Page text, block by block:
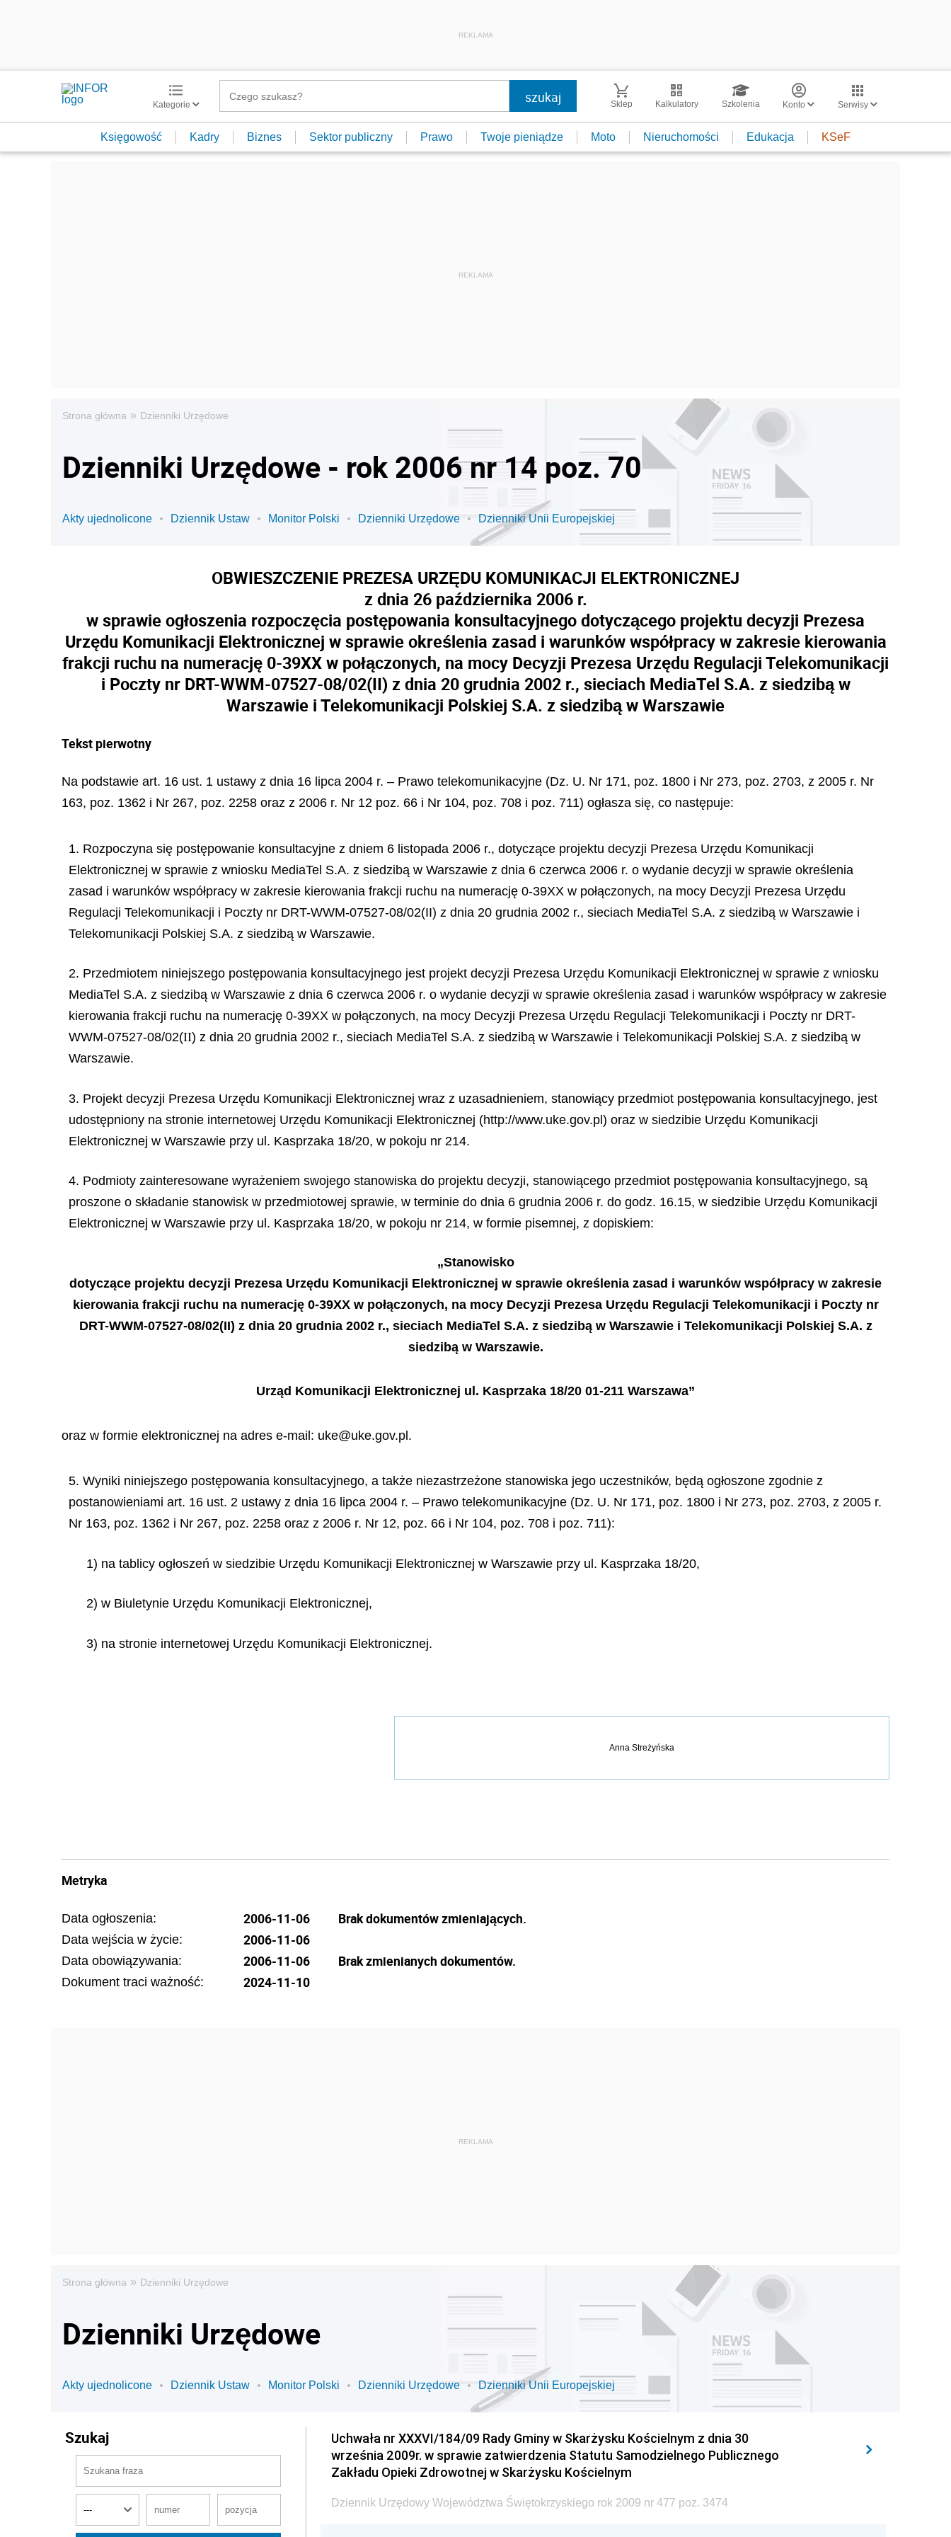
REKLAMA
Kategorie Sklep Kalkulatory Szkolenia Konto Serwisy
Księgowość Kadry Biznes Sektor publiczny Prawo Twoje pieniądze Moto Nieruchomości Edukacja KSeF
Strona główna » Dzienniki Urzędowe
Dzienniki Urzędowe - rok 2006 nr 14 poz. 70
Akty ujednolicone Dziennik Ustaw Monitor Polski Dzienniki Urzędowe Dzienniki Unii Europejskiej
OBWIESZCZENIE PREZESA URZĘDU KOMUNIKACJI ELEKTRONICZNEJ
z dnia 26 października 2006 r.
w sprawie ogłoszenia rozpoczęcia postępowania konsultacyjnego dotyczącego projektu decyzji Prezesa
Urzędu Komunikacji Elektronicznej w sprawie określenia zasad i warunków współpracy w zakresie kierowania
frakcji ruchu na numerację 0-39XX w połączonych, na mocy Decyzji Prezesa Urzędu Regulacji Telekomunikacji
i Poczty nr DRT-WWM-07527-08/02(II) z dnia 20 grudnia 2002 r., sieciach MediaTel S.A. z siedzibą w
Warszawie i Telekomunikacji Polskiej S.A. z siedzibą w Warszawie
Tekst pierwotny
Na podstawie art. 16 ust. 1 ustawy z dnia 16 lipca 2004 r. – Prawo telekomunikacyjne (Dz. U. Nr 171, poz. 1800 i Nr 273, poz. 2703, z 2005 r. Nr
163, poz. 1362 i Nr 267, poz. 2258 oraz z 2006 r. Nr 12 poz. 66 i Nr 104, poz. 708 i poz. 711) ogłasza się, co następuje:
1. Rozpoczyna się postępowanie konsultacyjne z dniem 6 listopada 2006 r., dotyczące projektu decyzji Prezesa Urzędu Komunikacji
Elektronicznej w sprawie z wniosku MediaTel S.A. z siedzibą w Warszawie z dnia 6 czerwca 2006 r. o wydanie decyzji w sprawie określenia
zasad i warunków współpracy w zakresie kierowania frakcji ruchu na numerację 0-39XX w połączonych, na mocy Decyzji Prezesa Urzędu
Regulacji Telekomunikacji i Poczty nr DRT-WWM-07527-08/02(II) z dnia 20 grudnia 2002 r., sieciach MediaTel S.A. z siedzibą w Warszawie i
Telekomunikacji Polskiej S.A. z siedzibą w Warszawie.
2. Przedmiotem niniejszego postępowania konsultacyjnego jest projekt decyzji Prezesa Urzędu Komunikacji Elektronicznej w sprawie z wniosku
MediaTel S.A. z siedzibą w Warszawie z dnia 6 czerwca 2006 r. o wydanie decyzji w sprawie określenia zasad i warunków współpracy w zakresie
kierowania frakcji ruchu na numerację 0-39XX w połączonych, na mocy Decyzji Prezesa Urzędu Regulacji Telekomunikacji i Poczty nr DRT-
WWM-07527-08/02(II) z dnia 20 grudnia 2002 r., sieciach MediaTel S.A. z siedzibą w Warszawie i Telekomunikacji Polskiej S.A. z siedzibą w
Warszawie.
3. Projekt decyzji Prezesa Urzędu Komunikacji Elektronicznej wraz z uzasadnieniem, stanowiący przedmiot postępowania konsultacyjnego, jest
udostępniony na stronie internetowej Urzędu Komunikacji Elektronicznej (http://www.uke.gov.pl) oraz w siedzibie Urzędu Komunikacji
Elektronicznej w Warszawie przy ul. Kasprzaka 18/20, w pokoju nr 214.
4. Podmioty zainteresowane wyrażeniem swojego stanowiska do projektu decyzji, stanowiącego przedmiot postępowania konsultacyjnego, są
proszone o składanie stanowisk w przedmiotowej sprawie, w terminie do dnia 6 grudnia 2006 r. do godz. 16.15, w siedzibie Urzędu Komunikacji
Elektronicznej w Warszawie przy ul. Kasprzaka 18/20, w pokoju nr 214, w formie pisemnej, z dopiskiem:
„Stanowisko
dotyczące projektu decyzji Prezesa Urzędu Komunikacji Elektronicznej w sprawie określenia zasad i warunków współpracy w zakresie
kierowania frakcji ruchu na numerację 0-39XX w połączonych, na mocy Decyzji Prezesa Urzędu Regulacji Telekomunikacji i Poczty nr
DRT-WWM-07527-08/02(II) z dnia 20 grudnia 2002 r., sieciach MediaTel S.A. z siedzibą w Warszawie i Telekomunikacji Polskiej S.A. z
siedzibą w Warszawie.
Urząd Komunikacji Elektronicznej ul. Kasprzaka 18/20 01-211 Warszawa”
oraz w formie elektronicznej na adres e-mail: uke@uke.gov.pl.
5. Wyniki niniejszego postępowania konsultacyjnego, a także niezastrzeżone stanowiska jego uczestników, będą ogłoszone zgodnie z
postanowieniami art. 16 ust. 2 ustawy z dnia 16 lipca 2004 r. – Prawo telekomunikacyjne (Dz. U. Nr 171, poz. 1800 i Nr 273, poz. 2703, z 2005 r.
Nr 163, poz. 1362 i Nr 267, poz. 2258 oraz z 2006 r. Nr 12, poz. 66 i Nr 104, poz. 708 i poz. 711):
1) na tablicy ogłoszeń w siedzibie Urzędu Komunikacji Elektronicznej w Warszawie przy ul. Kasprzaka 18/20,
2) w Biuletynie Urzędu Komunikacji Elektronicznej,
3) na stronie internetowej Urzędu Komunikacji Elektronicznej.
Anna Streżyńska
Metryka
Data ogłoszenia: 2006-11-06
Data wejścia w życie: 2006-11-06
Data obowiązywania: 2006-11-06
Dokument traci ważność: 2024-11-10
Brak dokumentów zmieniających.
Brak zmienianych dokumentów.
Strona główna » Dzienniki Urzędowe
Dzienniki Urzędowe
Akty ujednolicone Dziennik Ustaw Monitor Polski Dzienniki Urzędowe Dzienniki Unii Europejskiej
Szukaj
Uchwała nr XXXVI/184/09 Rady Gminy w Skarżysku Kościelnym z dnia 30
września 2009r. w sprawie zatwierdzenia Statutu Samodzielnego Publicznego
Zakładu Opieki Zdrowotnej w Skarżysku Kościelnym
Dziennik Urzędowy Województwa Świętokrzyskiego rok 2009 nr 477 poz. 3474